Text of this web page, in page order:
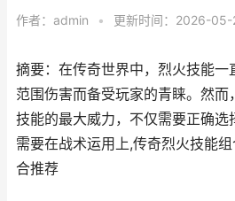
作者： admin • 更新时间：2026-05-
摘要：在传奇世界中，烈火技能一
范围伤害而备受玩家的青睐。然而
技能的最大威力，不仅需要正确选
需要在战术运用上,传奇烈火技能
合推荐